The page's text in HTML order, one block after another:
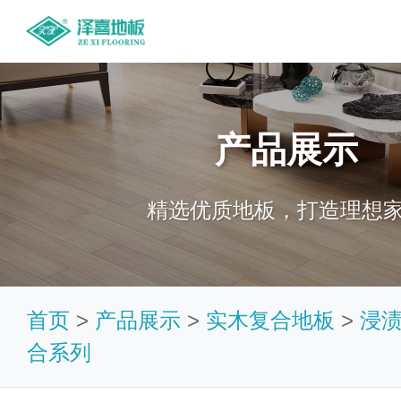
产品展示
精选优质地板，打造理想
首页 > 产品展示 > 实木复合地板 > 浸
合系列